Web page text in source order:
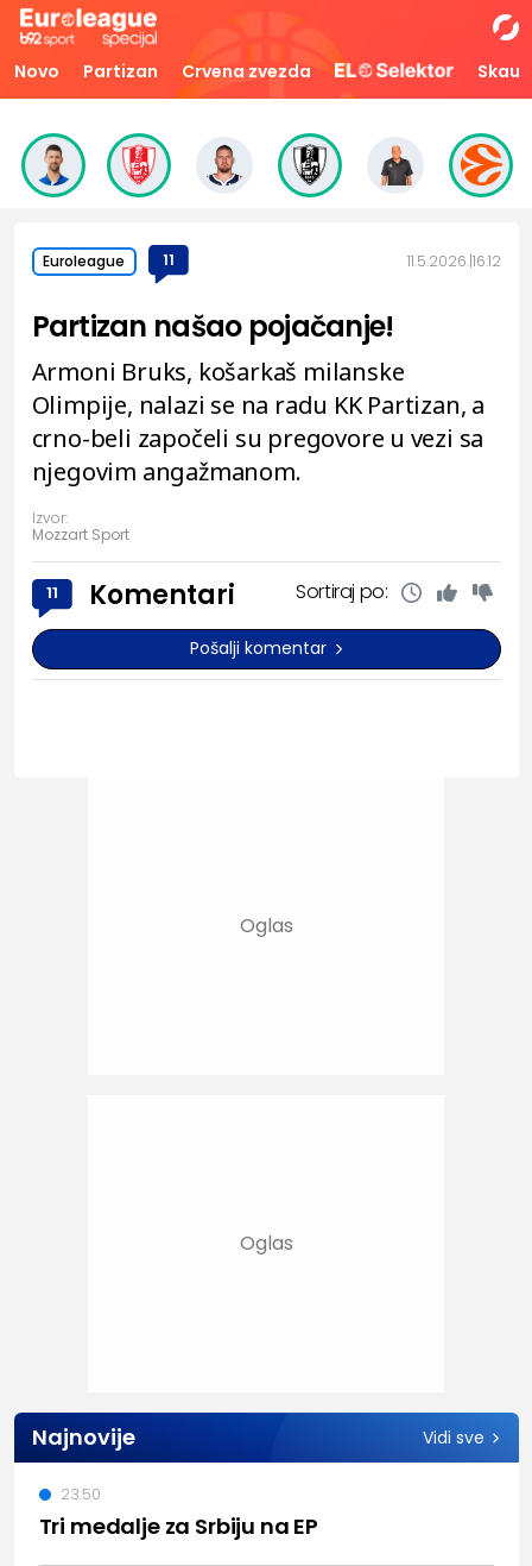
Novo Partizan Crvena zvezda Skaut
Euroleague 11 11.5.2026. 16:12
Partizan našao pojačanje!
Armoni Bruks, košarkaš milanske
Olimpije, nalazi se na radu KK Partizan, a
crno-beli započeli su pregovore u vezi sa
njegovim angažmanom.
Izvor:
Mozzart Sport
11 Komentari Sortiraj po:
Pošalji komentar
Najnovije Vidi sve
Tri medalje za Srbiju na EP
23:50